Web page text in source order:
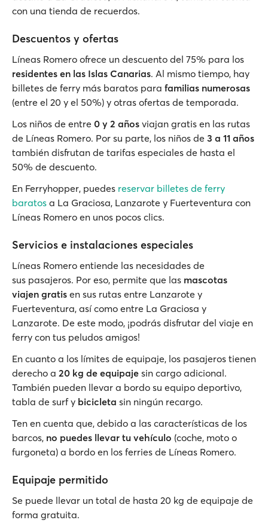
con una tienda de recuerdos.
Descuentos y ofertas
Líneas Romero ofrece un descuento del 75% para los
residentes en las Islas Canarias. Al mismo tiempo, hay
billetes de ferry más baratos para familias numerosas
(entre el 20 y el 50%) y otras ofertas de temporada.
Los niños de entre 0 y 2 años viajan gratis en las rutas
de Líneas Romero. Por su parte, los niños de 3 a 11 años
también disfrutan de tarifas especiales de hasta el
50% de descuento.
En Ferryhopper, puedes reservar billetes de ferry
baratos a La Graciosa, Lanzarote y Fuerteventura con
Líneas Romero en unos pocos clics.
Servicios e instalaciones especiales
Líneas Romero entiende las necesidades de
sus pasajeros. Por eso, permite que las mascotas
viajen gratis en sus rutas entre Lanzarote y
Fuerteventura, así como entre La Graciosa y
Lanzarote. De este modo, ¡podrás disfrutar del viaje en
ferry con tus peludos amigos!
En cuanto a los límites de equipaje, los pasajeros tienen
derecho a 20 kg de equipaje sin cargo adicional.
También pueden llevar a bordo su equipo deportivo,
tabla de surf y bicicleta sin ningún recargo.
Ten en cuenta que, debido a las características de los
barcos, no puedes llevar tu vehículo (coche, moto o
furgoneta) a bordo en los ferries de Líneas Romero.
Equipaje permitido
Se puede llevar un total de hasta 20 kg de equipaje de
forma gratuita.